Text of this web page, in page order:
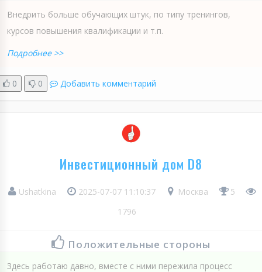
Внедрить больше обучающих штук, по типу тренингов,
курсов повышения квалификации и т.п.
Подробнее >>
0 0 Добавить комментарий
Инвестиционный дом D8
Ushatkina 2025-07-07 11:10:37 Москва
5
1796
Положительные стороны
Здесь работаю давно, вместе с ними пережила процесс